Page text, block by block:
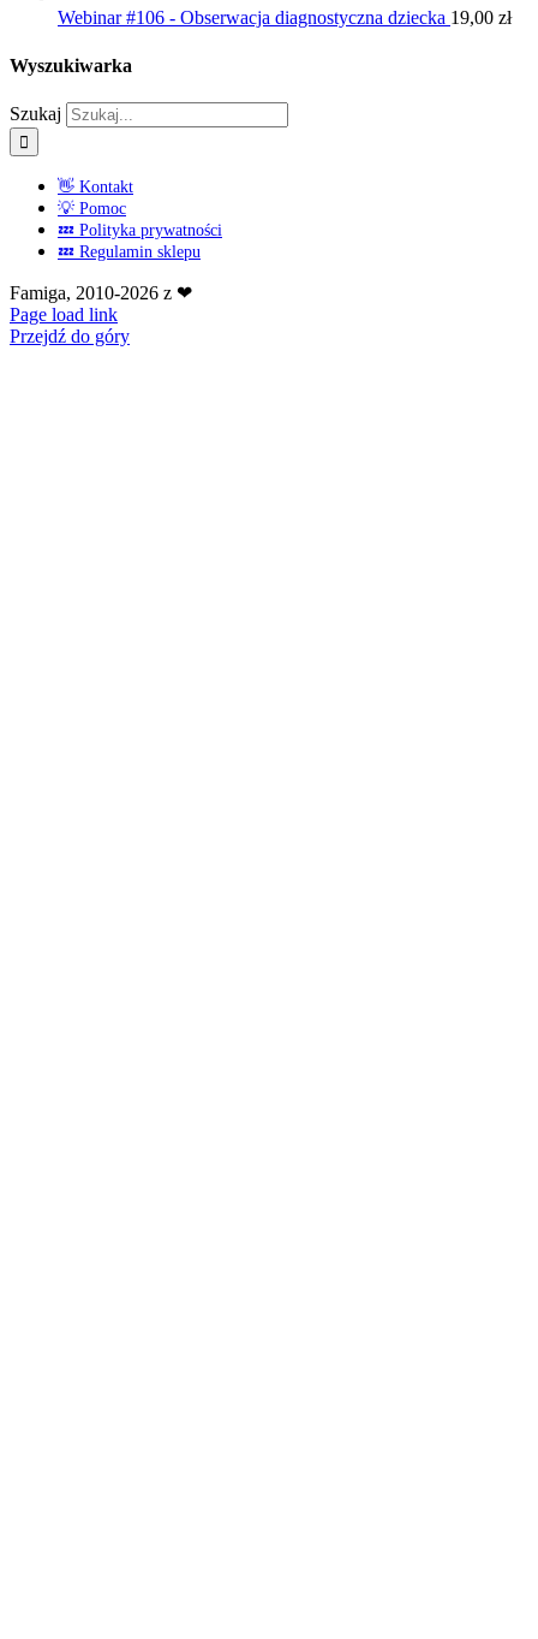
Webinar #106 - Obserwacja diagnostyczna dziecka 19,00 zł
Wyszukiwarka
Szukaj
👋 Kontakt
💡 Pomoc
💤 Polityka prywatności
💤 Regulamin sklepu
Famiga, 2010-2026 z ❤
Page load link
Przejdź do góry